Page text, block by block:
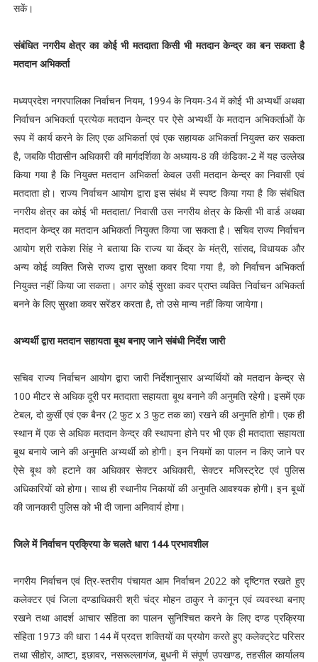
सकें।
संबंधित नगरीय क्षेत्र का कोई भी मतदाता किसी भी मतदान केन्द्र का बन सकता है
मतदान अभिकर्ता
मध्यप्रदेश नगरपालिका निर्वाचन नियम, 1994 के नियम-34 में कोई भी अभ्यर्थी अथवा
निर्वाचन अभिकर्ता प्रत्येक मतदान केन्द्र पर ऐसे अभ्यर्थी के मतदान अभिकर्ताओं के
रूप में कार्य करने के लिए एक अभिकर्ता एवं एक सहायक अभिकर्ता नियुक्त कर सकता
है, जबकि पीठासीन अधिकारी की मार्गदर्शिका के अध्याय-8 की कंडिका-2 में यह उल्लेख
किया गया है कि नियुक्त मतदान अभिकर्ता केवल उसी मतदान केन्‍द्र का निवासी एवं
मतदाता हो। राज्‍य निर्वाचन आयोग द्वारा इस संबंध में स्पष्ट किया गया है कि संबंधित
नगरीय क्षेत्र का कोई भी मतदाता/ निवासी उस नगरीय क्षेत्र के किसी भी वार्ड अथवा
मतदान केन्द्र का मतदान अभिकर्ता नियुक्त किया जा सकता है। सचिव राज्‍य निर्वाचन
आयोग श्री राकेश सिंह ने बताया कि राज्य या केंद्र के मंत्री, सांसद, विधायक और
अन्य कोई व्यक्ति जिसे राज्‍य द्वारा सुरक्षा कवर दिया गया है, को निर्वाचन अभिकर्ता
नियुक्त नहीं किया जा सकता। अगर कोई सुरक्षा कवर प्राप्‍त व्‍यक्ति निर्वाचन अभिकर्ता
बनने के लिए सुरक्षा कवर सरेंडर करता है, तो उसे मान्‍य नहीं किया जायेगा।
अभ्‍यर्थी द्वारा मतदान सहायता बूथ बनाए जाने संबंधी निर्देश जारी
सचिव राज्‍य निर्वाचन आयोग द्वारा जारी निर्देशानुसार अभ्यर्थियों को मतदान केन्द्र से
100 मीटर से अधिक दूरी पर मतदाता सहायता बूथ बनाने की अनुमति रहेगी। इसमें एक
टेबल, दो कुर्सी एवं एक बैनर (2 फुट x 3 फुट तक का) रखने की अनुमति होगी। एक ही
स्थान में एक से अधिक मतदान केन्द्र की स्थापना होने पर भी एक ही मतदाता सहायता
बूथ बनाये जाने की अनुमति अभ्‍यर्थी को होगी। इन नियमों का पालन न किए जाने पर
ऐसे बूथ को हटाने का अधिकार सेक्टर अधिकारी, सेक्टर मजिस्ट्रेट एवं पुलिस
अधिकारियों को होगा। साथ ही स्थानीय निकायों की अनुमति आवश्यक होगी। इन बूथों
की जानकारी पुलिस को भी दी जाना अनिवार्य होगा।
जिले में निर्वाचन प्रक्रिया के चलते धारा 144 प्रभावशील
नगरीय निर्वाचन एवं त्रि-स्तरीय पंचायत आम निर्वाचन 2022 को दृष्टिगत रखते हुए
कलेक्टर एवं जिला दण्डाधिकारी श्री चंद्र मोहन ठाकुर ने कानून एवं व्यवस्था बनाए
रखने तथा आदर्श आचार संहिता का पालन सुनिश्चित करने के लिए दण्ड प्रक्रिया
संहिता 1973 की धारा 144 में प्रदत्त शक्तियों का प्रयोग करते हुए कलेक्ट्रेट परिसर
तथा सीहोर, आष्टा, इछावर, नसरूल्लागंज, बुधनी में संपूर्ण उपखण्ड, तहसील कार्यालय